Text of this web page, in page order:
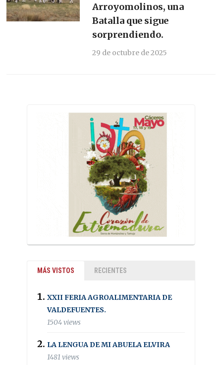
Arroyomolinos, una
Batalla que sigue
sorprendiendo.
29 de octubre de 2025
MÁS VISTOS RECIENTES
XXII FERIA AGROALIMENTARIA DE
VALDEFUENTES.
1504 views
LA LENGUA DE MI ABUELA ELVIRA
1481 views